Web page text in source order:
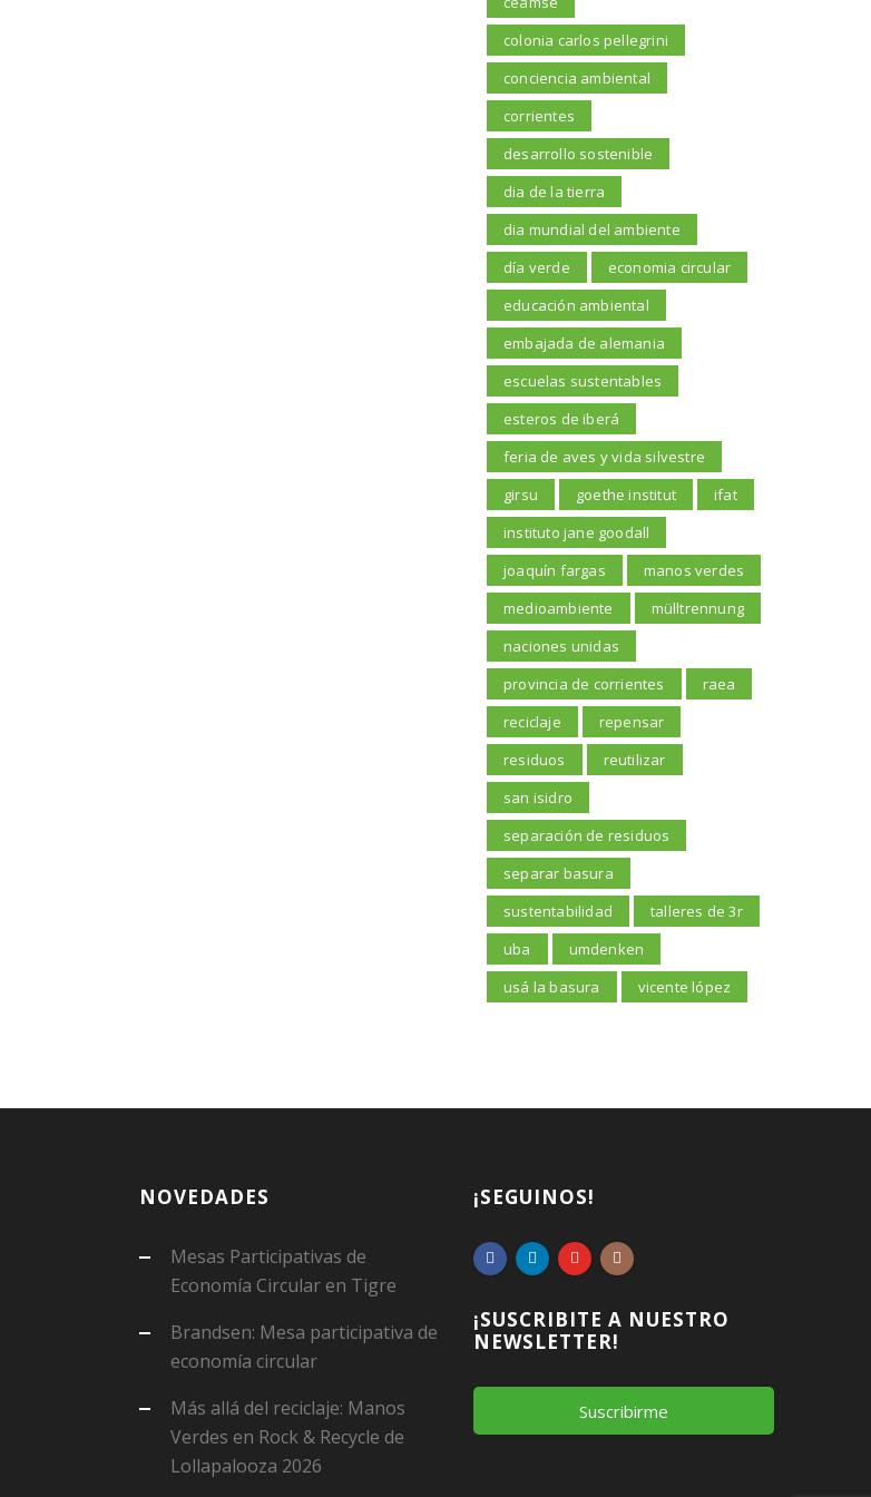
colonia carlos pellegrini
conciencia ambiental
corrientes
desarrollo sostenible
dia de la tierra
dia mundial del ambiente
día verde
economia circular
educación ambiental
embajada de alemania
escuelas sustentables
esteros de iberá
feria de aves y vida silvestre
girsu
goethe institut
ifat
instituto jane goodall
joaquín fargas
manos verdes
medioambiente
mülltrennung
naciones unidas
provincia de corrientes
raea
reciclaje
repensar
residuos
reutilizar
san isidro
separación de residuos
separar basura
sustentabilidad
talleres de 3r
uba
umdenken
usá la basura
vicente lópez
NOVEDADES
Mesas Participativas de
Economía Circular en Tigre
Brandsen: Mesa participativa de
economía circular
Más allá del reciclaje: Manos
Verdes en Rock & Recycle de
Lollapalooza 2026
¡SEGUINOS!
¡SUSCRIBITE A NUESTRO
NEWSLETTER!
Suscribirme